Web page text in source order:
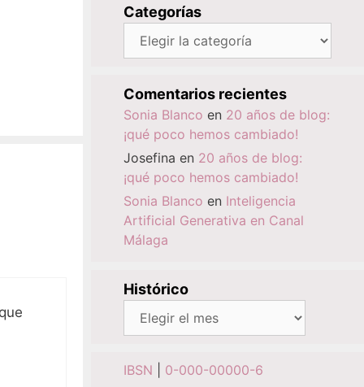
Categorías
Categorías
Comentarios recientes
Sonia Blanco en 20 años de blog:
¡qué poco hemos cambiado!
Josefina en 20 años de blog:
¡qué poco hemos cambiado!
Sonia Blanco en Inteligencia
Artificial Generativa en Canal
Málaga
Histórico
Histórico
IBSN 0-000-00000-6